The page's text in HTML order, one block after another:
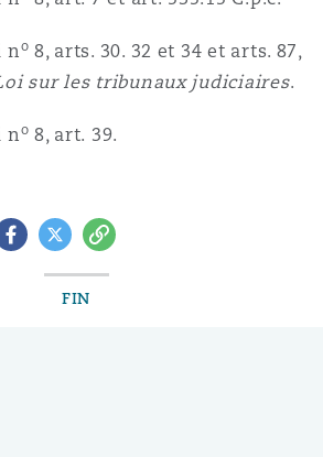
no 8, arts. 30. 32 et 34 et arts. 87,
sur les tribunaux judiciaires.
no 8, art. 39.
TwitterCopy
FIN